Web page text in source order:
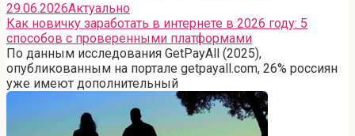
29.06.2026Актуально
Как новичку заработать в интернете в 2026 году: 5
способов с проверенными платформами
По данным исследования GetPayAll (2025),
опубликованным на портале getpayall.com, 26% россиян
уже имеют дополнительный